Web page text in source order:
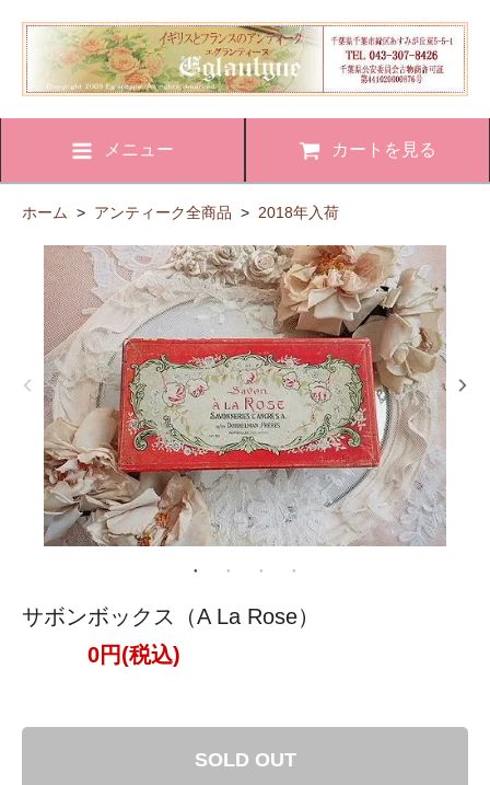
メニュー カートを見る
ホーム > アンティーク全商品 > 2018年入荷
サボンボックス（A La Rose）
0円(税込)
SOLD OUT